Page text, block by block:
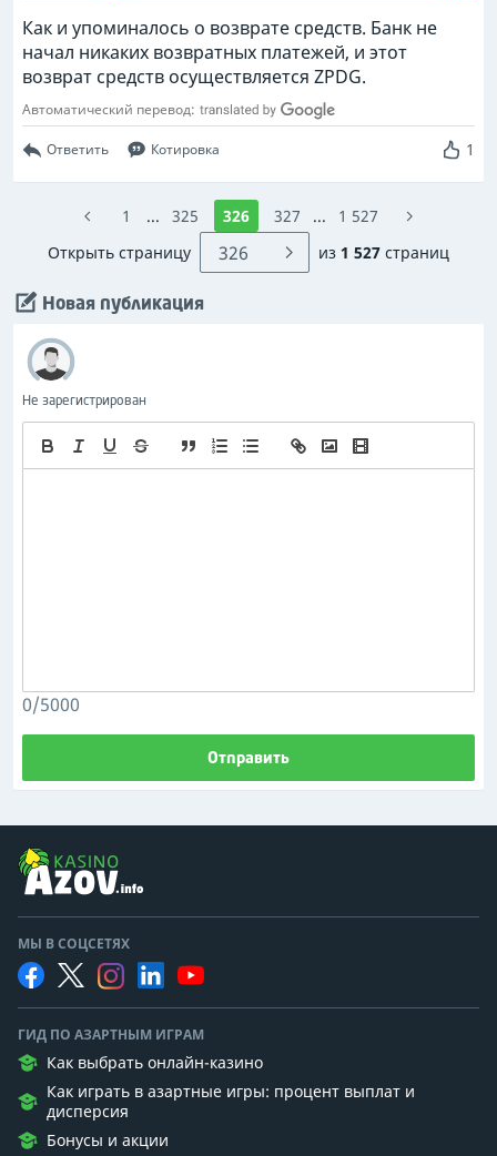
Как и упоминалось о возврате средств. Банк не
начал никаких возвратных платежей, и этот
возврат средств осуществляется ZPDG.
Автоматический перевод:
Ответить Котировка 1
1 ... 325 326 327 ...
1 527
Открыть страницу
из 1 527 страниц
Новая публикация
Не зарегистрирован
0/5000
Отправить
МЫ В СОЦСЕТЯХ
ГИД ПО АЗАРТНЫМ ИГРАМ
Как выбрать онлайн-казино
Как играть в азартные игры: процент выплат и
дисперсия
Бонусы и акции